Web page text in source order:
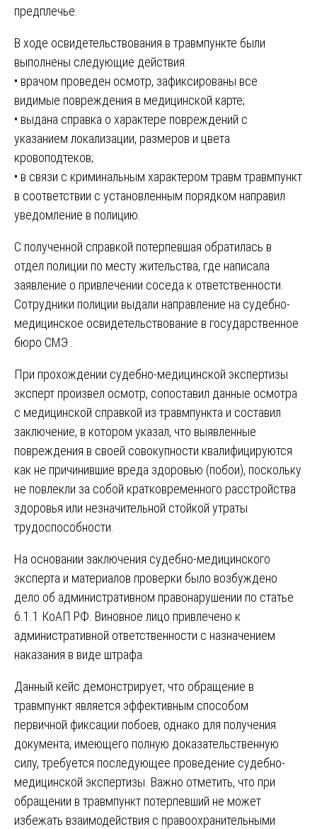
предплечье.
В ходе освидетельствования в травмпункте были
выполнены следующие действия:
• врачом проведен осмотр, зафиксированы все
видимые повреждения в медицинской карте;
• выдана справка о характере повреждений с
указанием локализации, размеров и цвета
кровоподтеков;
• в связи с криминальным характером травм травмпункт
в соответствии с установленным порядком направил
уведомление в полицию.
С полученной справкой потерпевшая обратилась в
отдел полиции по месту жительства, где написала
заявление о привлечении соседа к ответственности.
Сотрудники полиции выдали направление на судебно-
медицинское освидетельствование в государственное
бюро СМЭ .
При прохождении судебно-медицинской экспертизы
эксперт произвел осмотр, сопоставил данные осмотра
с медицинской справкой из травмпункта и составил
заключение, в котором указал, что выявленные
повреждения в своей совокупности квалифицируются
как не причинившие вреда здоровью (побои), поскольку
не повлекли за собой кратковременного расстройства
здоровья или незначительной стойкой утраты
трудоспособности.
На основании заключения судебно-медицинского
эксперта и материалов проверки было возбуждено
дело об административном правонарушении по статье
6.1.1 КоАП РФ. Виновное лицо привлечено к
административной ответственности с назначением
наказания в виде штрафа.
Данный кейс демонстрирует, что обращение в
травмпункт является эффективным способом
первичной фиксации побоев, однако для получения
документа, имеющего полную доказательственную
силу, требуется последующее проведение судебно-
медицинской экспертизы. Важно отметить, что при
обращении в травмпункт потерпевший не может
избежать взаимодействия с правоохранительными